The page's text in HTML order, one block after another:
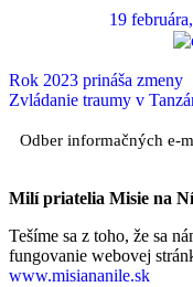
19
Rok 2023 prináša zmeny
Zvládanie traumy v
Odber informačných e-
Milí priatelia Misie na
Tešíme sa z toho, že sa
fungovanie webovej
www.misiananile.sk